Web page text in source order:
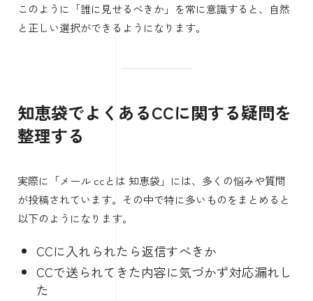
このように「誰に見せるべきか」を常に意識すると、自然
と正しい選択ができるようになります。
知恵袋でよくあるCCに関する疑問を
整理する
実際に「メール ccとは 知恵袋」には、多くの悩みや質問
が投稿されています。その中で特に多いものをまとめると
以下のようになります。
CCに入れられたら返信すべきか
CCで送られてきた内容に気づかず対応漏れし
た